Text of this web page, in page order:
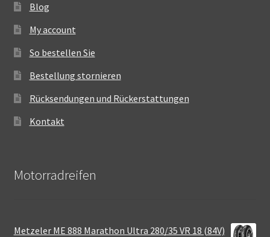
Blog
My account
So bestellen Sie
Bestellung stornieren
Rücksendungen und Rückerstattungen
Kontakt
Motorradreifen
Metzeler ME 888 Marathon Ultra 280/35 VR 18 (84V)